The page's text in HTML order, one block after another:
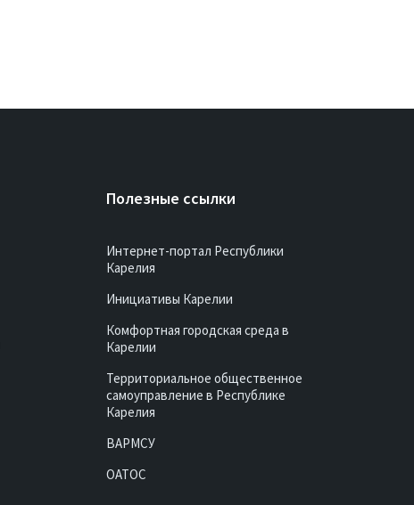
Полезные ссылки
Интернет-портал Республики
Карелия
Инициативы Карелии
Комфортная городская среда в
Карелии
Территориальное общественное
самоуправление в Республике
Карелия
ВАРМСУ
ОАТОС